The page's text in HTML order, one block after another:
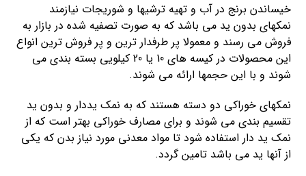
خیساندن برنج در آب و تهیه ترشیها و شوریجات نیازمند
نمکهای بدون ید می باشد که به صورت تصفیه شده در بازار به
فروش می رسند و معمولا پر طرفدار ترین و پر فروش ترین انواع
این محصولات در کیسه های 10 یا 20 کیلویی بسته بندی می
شوند و با این حجمها ارائه می شوند.
نمکهای خوراکی دو دسته هستند که به نمک یددار و بدون ید
تقسیم بندی می شوند و برای مصارف خوراکی بهتر است که از
نمک ید دار استفاده شود تا مواد معدنی مورد نیاز بدن که یکی
از آنها ید می باشد تامین گردد.